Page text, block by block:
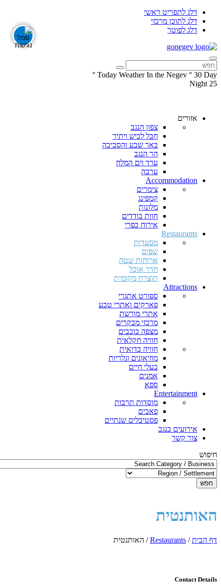
דלג לתפריט ראשי
דלג לתוכן מרכזי
דלג לפוטר
Today Weather In the Negev ° 30 Day
°
25
Night
Facebook
Instagramאזורים
צפון הנגב
חבל לכיש ויתיר
באר שבע והסביבה
הר הנגב
ערד וים המלח
ערבה
Accommodation
צימרים
קמפינג
מלונות
חוות בודדים
אירוח כפרי
Restaurants
מסעדות
שפים
ארוחות שטח
חדר אוכל
תוצרת מקומית
Attractions
ספורט אתגרי
פארקים ואתרי טבע
אתרי מורשת
מרכזי מבקרים
מצפה כוכבים
חוויה חקלאית
חוויה בדואית
מוזיאונים וגלריות
בעלי חיים
אמנים
ספא
Entertainment
מוסדות תרבות
פאבים
פסטיבלים שנתיים
אירועים בנגב
צור קשר
חיפוש
חפש
האותנטית
דף הבית/
Restaurants
/ האותנטית
Contact Details